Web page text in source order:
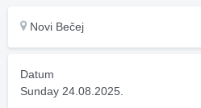
Novi Bečej
Datum
Sunday 24.08.2025.